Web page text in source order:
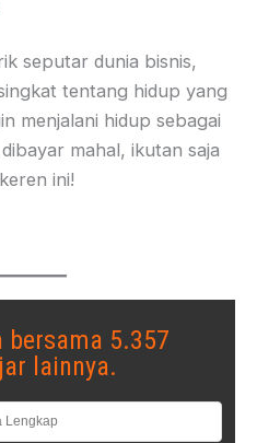
seputar dunia bisnis,
tentang hidup yang
menjalani hidup sebagai
mahal, ikutan saja
ini!
bersama 5.357
lainnya.